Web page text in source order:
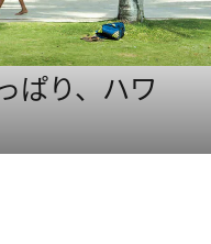
ぱり、ハワ